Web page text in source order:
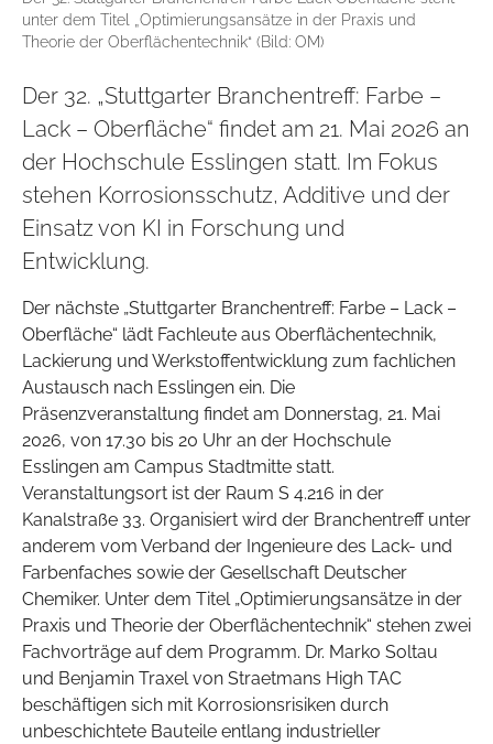
unter dem Titel „Optimierungsansätze in der Praxis und
Theorie der Oberflächentechnik“ (Bild: OM)
Der 32. „Stuttgarter Branchentreff: Farbe –
Lack – Oberfläche“ findet am 21. Mai 2026 an
der Hochschule Esslingen statt. Im Fokus
stehen Korrosionsschutz, Additive und der
Einsatz von KI in Forschung und
Entwicklung.
Der nächste „Stuttgarter Branchentreff: Farbe – Lack –
Oberfläche“ lädt Fachleute aus Oberflächentechnik,
Lackierung und Werkstoffentwicklung zum fachlichen
Austausch nach Esslingen ein. Die
Präsenzveranstaltung findet am Donnerstag, 21. Mai
2026, von 17.30 bis 20 Uhr an der Hochschule
Esslingen am Campus Stadtmitte statt.
Veranstaltungsort ist der Raum S 4.216 in der
Kanalstraße 33. Organisiert wird der Branchentreff unter
anderem vom Verband der Ingenieure des Lack- und
Farbenfaches sowie der Gesellschaft Deutscher
Chemiker. Unter dem Titel „Optimierungsansätze in der
Praxis und Theorie der Oberflächentechnik“ stehen zwei
Fachvorträge auf dem Programm. Dr. Marko Soltau
und Benjamin Traxel von Straetmans High TAC
beschäftigen sich mit Korrosionsrisiken durch
unbeschichtete Bauteile entlang industrieller